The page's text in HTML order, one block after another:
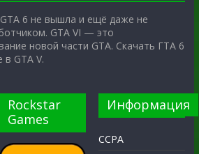
6 не вышла и ещё даже не
GTA VI — это
новой части GTA. Скачать ГТА 6
в GTA V.
Rockstar
Games
Информация
CCPA